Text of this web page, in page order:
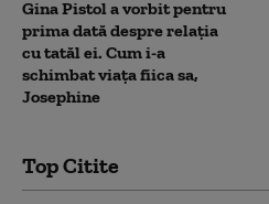
Gina Pistol a vorbit pentru
prima dată despre relația
cu tatăl ei. Cum i-a
schimbat viața fiica sa,
Josephine
Top Citite